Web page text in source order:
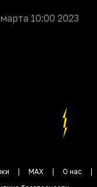
10:00 2023
MAX О нас